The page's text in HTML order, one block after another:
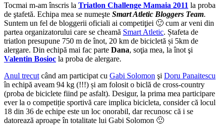
Tocmai m-am înscris la Triatlon Challenge Mamaia 2011 la proba
de ştafetă. Echipa mea se numeşte Smart Atletic Bloggers Team.
Suntem un fel de bloggerii oficiali ai competiţiei 🙂 cum ar veni din
partea organizatorului care se cheamă Smart Atletic. Ștafeta de
triatlon presupune 750 m de înot, 20 km de bicicletă și 5km de
alergare. Din echipă mai fac parte Dana, soţia mea, la înot şi
Valentin Bosioc la proba de alergare.
Anul trecut când am participat cu Gabi Solomon şi Doru Panaitescu
în echipă aveam 94 kg (!!!) și am folosit o biclă de cross-country
(proba de biciclete fiind pe asfalt). Desigur, la prima mea participare
ever la o competiție sportivă care implica bicicleta, consider că locul
18 din 36 de echipe este un loc onorabil, dar recunosc că i se
datorează aproape în totalitate lui Gabi Solomon 🙂